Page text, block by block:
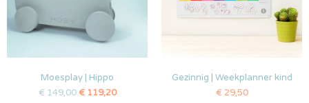
Moesplay | Hippo
€ 149,00 €119,20
Gezinnig | Weekplanner kind
€ 29,50